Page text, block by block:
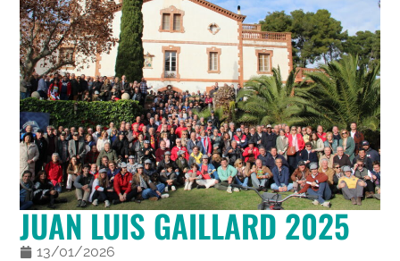
JUAN LUIS GAILLARD 2025
13/01/2026